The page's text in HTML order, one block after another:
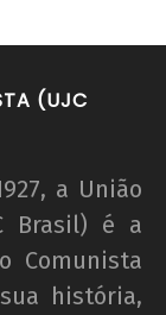
(UJC
a União
Brasil) é a
Comunista
história,